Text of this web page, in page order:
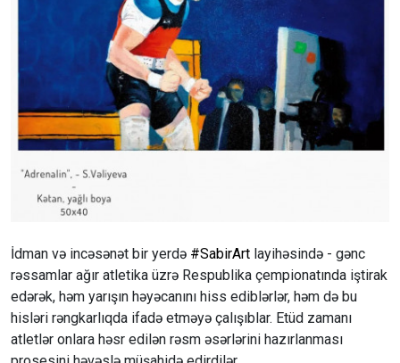
İdman və incəsənət bir yerdə #SabirArt layihəsində - gənc
rəssamlar ağır atletika üzrə Respublika çempionatında iştirak
edərək, həm yarışın həyəcanını hiss ediblərlər, həm də bu
hisləri rəngkarlıqda ifadə etməyə çalışıblar. Etüd zamanı
atletlər onlara həsr edilən rəsm əsərlərini hazırlanması